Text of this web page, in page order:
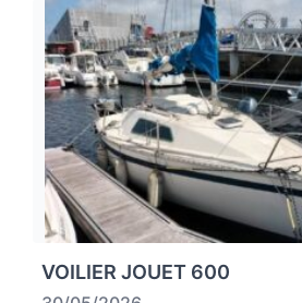
VOILIER JOUET 600